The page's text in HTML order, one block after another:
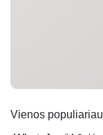
Vienos